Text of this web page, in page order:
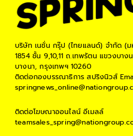
บริษัท เนชั่น กรุ๊ป (ไทยแลนด์) จำกัด (ม
1854 ชั้น 9,10,11 ถ.เทพรัตน แขวงบาง
บางนา, กรุงเทพฯ 10260
ติดต่อกองบรรณาธิการ สปริงนิวส์
ติดต่อโฆษณาออนไลน์ อีเมลล์